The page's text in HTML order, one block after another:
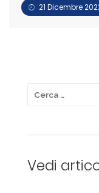
21 Dicembre
Vedi